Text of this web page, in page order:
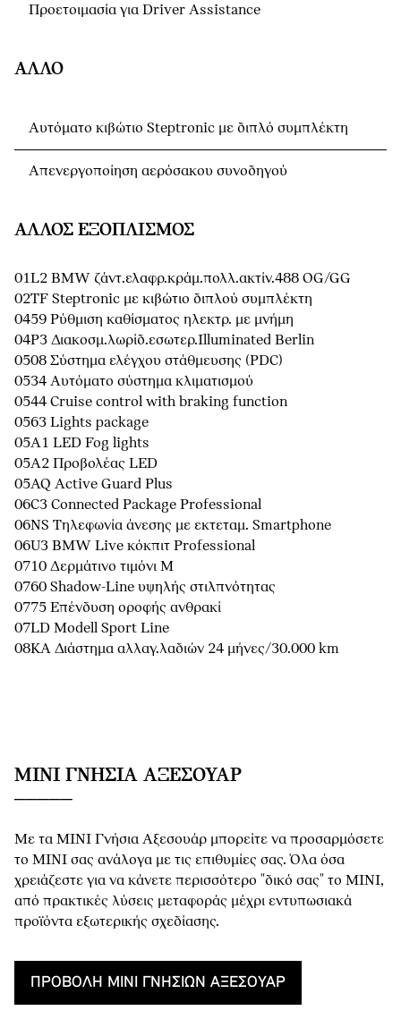
Προετοιμασία για Driver Assistance
ΆΛΛΟ
Αυτόματο κιβώτιο Steptronic με διπλό συμπλέκτη
Απενεργοποίηση αερόσακου συνοδηγού
ΆΛΛΟΣ ΕΞΟΠΛΙΣΜΌΣ
01L2 BMW ζάντ.ελαφρ.κράμ.πολλ.ακτίν.488 OG/GG
02TF Steptronic με κιβώτιο διπλού συμπλέκτη
0459 Ρύθμιση καθίσματος ηλεκτρ. με μνήμη
04P3 Διακοσμ.λωρίδ.εσωτερ.Illuminated Berlin
0508 Σύστημα ελέγχου στάθμευσης (PDC)
0534 Αυτόματο σύστημα κλιματισμού
0544 Cruise control with braking function
0563 Lights package
05A1 LED Fog lights
05A2 Προβολέας LED
05AQ Active Guard Plus
06C3 Connected Package Professional
06NS Τηλεφωνία άνεσης με εκτεταμ. Smartphone
06U3 BMW Live κόκπιτ Professional
0710 Δερμάτινο τιμόνι M
0760 Shadow-Line υψηλής στιλπνότητας
0775 Επένδυση οροφής ανθρακί
07LD Modell Sport Line
08KA Διάστημα αλλαγ.λαδιών 24 μήνες/30.000 km
MINI ΓΝΉΣΙΑ ΑΞΕΣΟΥΆΡ
Με τα MINI Γνήσια Αξεσουάρ μπορείτε να προσαρμόσετε
το MINI σας ανάλογα με τις επιθυμίες σας. Όλα όσα
χρειάζεστε για να κάνετε περισσότερο "δικό σας" το MINI,
από πρακτικές λύσεις μεταφοράς μέχρι εντυπωσιακά
προϊόντα εξωτερικής σχεδίασης.
ΠΡΟΒΟΛΉ MINI ΓΝΉΣΙΩΝ ΑΞΕΣΟΥΆΡ